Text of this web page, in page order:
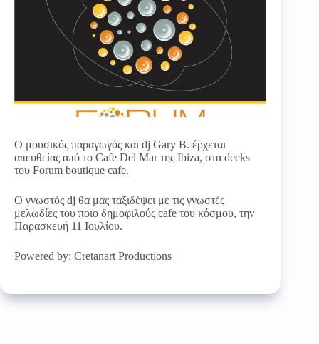
Ο μουσικός παραγωγός και dj Gary B. έρχεται
απευθείας από το Cafe Del Mar της Ibiza, στα decks
του Forum boutique cafe.
O γνωστός dj θα μας ταξιδέψει με τις γνωστές
μελωδίες του ποιο δημοφιλούς cafe του κόσμου, την
Παρασκευή 11 Ιουλίου.
Powered by: Cretanart Productions